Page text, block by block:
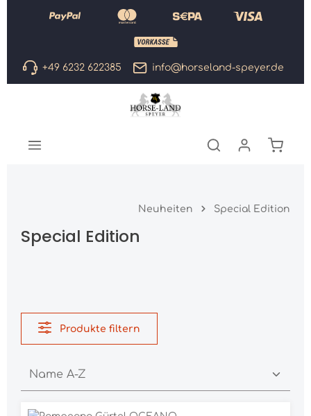
Zum Hauptinhalt springen
+49 6232 622385 info@horseland-speyer.de
Neuheiten Special Edition
Special Edition
Produkte filtern